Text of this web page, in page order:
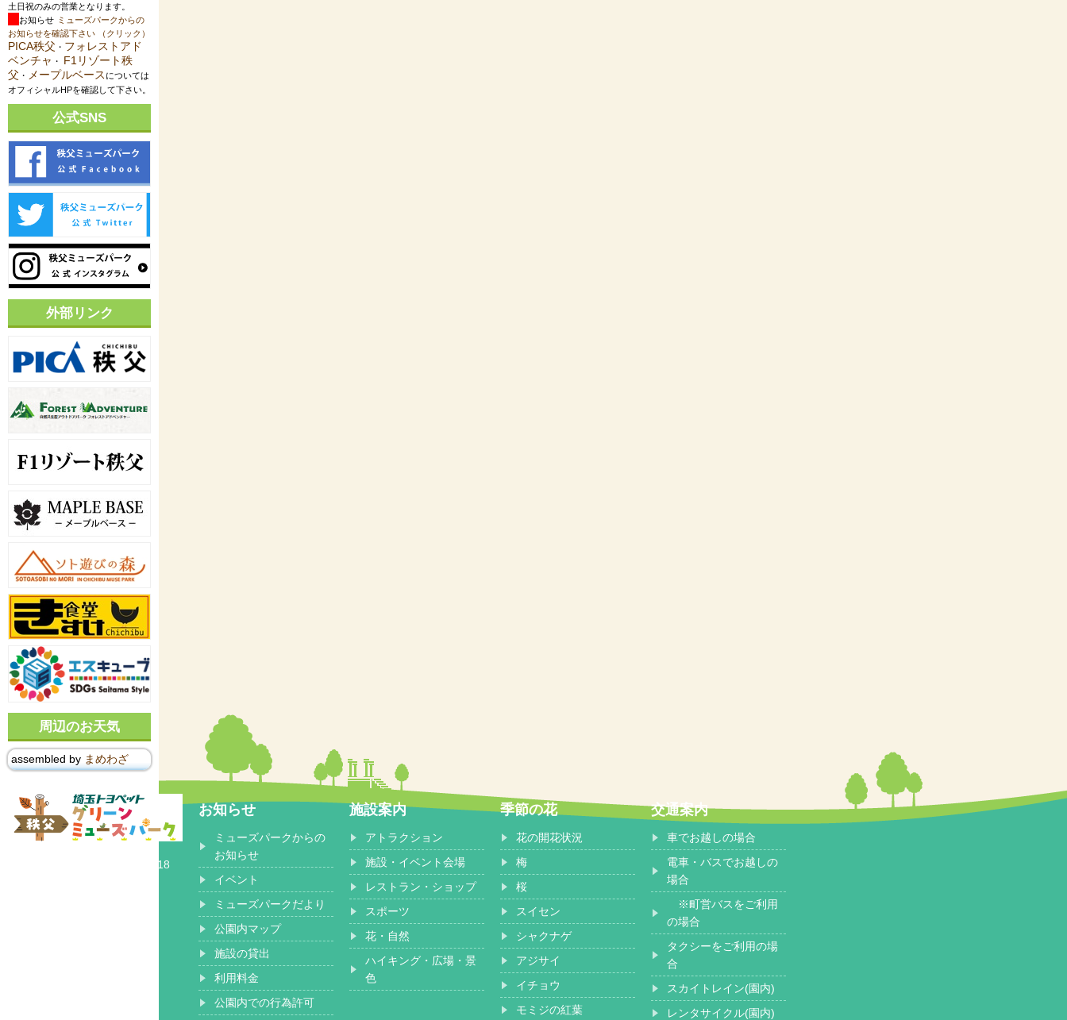
土日祝のみの営業となります。
お知らせ ミューズパークからの
お知らせを確認下さい （クリック）
PICA秩父 ・ フォレストアド
ベンチャ ・ F1リゾート秩
父 ・ メープルベース については
オフィシャルHPを確認して下さい。
公式SNS
外部リンク
周辺のお天気
assembled by まめわざ
埼玉県秩父郡 小鹿野町長留2518
お知らせ
ミューズパークからの
お知らせ
イベント
ミューズパークだより
公園内マップ
施設の貸出
利用料金
公園内での行為許可
施設案内
アトラクション
施設・イベント会場
レストラン・ショップ
スポーツ
花・自然
ハイキング・広場・景
色
季節の花
花の開花状況
梅
桜
スイセン
シャクナゲ
アジサイ
イチョウ
モミジの紅葉
交通案内
車でお越しの場合
電車・バスでお越しの
場合
※町営バスをご利用
の場合
タクシーをご利用の場
合
スカイトレイン(園内)
レンタサイクル(園内)